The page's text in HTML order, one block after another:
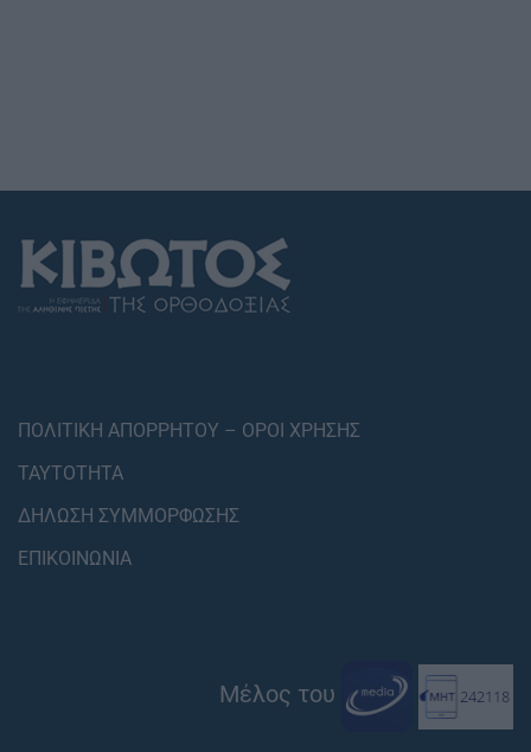
ΠΟΛΙΤΙΚΗ ΑΠΟΡΡΗΤΟΥ – ΟΡΟΙ ΧΡΗΣΗΣ
ΤΑΥΤΟΤΗΤΑ
ΔΗΛΩΣΗ ΣΥΜΜΟΡΦΩΣΗΣ
ΕΠΙΚΟΙΝΩΝΙΑ
Μέλος του